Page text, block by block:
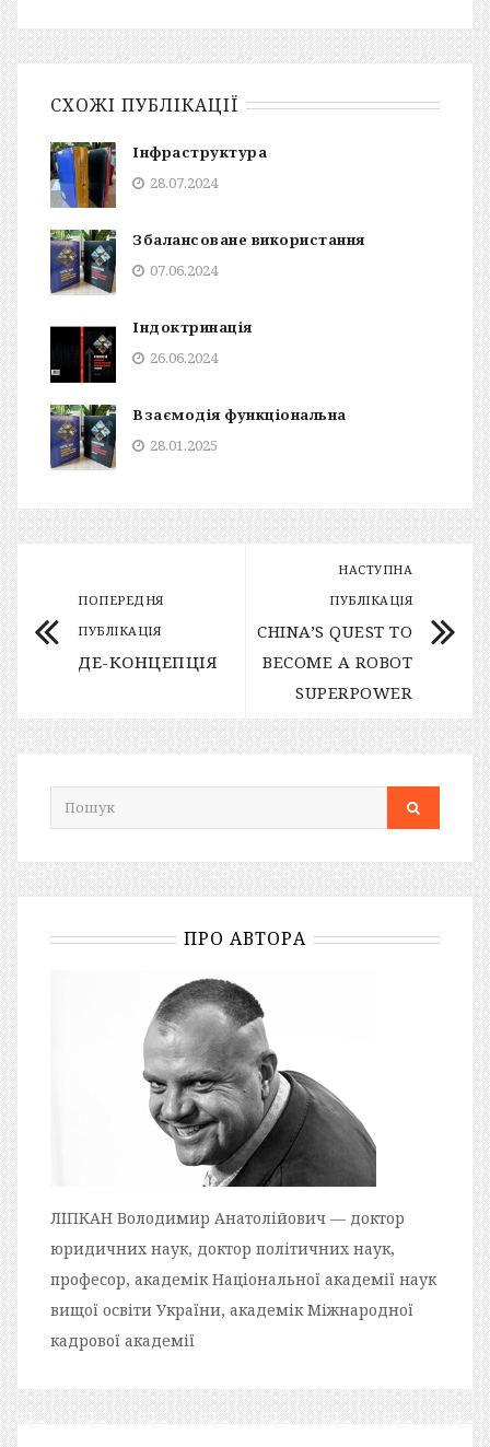
СХОЖІ ПУБЛІКАЦІЇ
Інфраструктура
28.07.2024
Збалансоване використання
07.06.2024
Індоктринація
26.06.2024
Взаємодія функціональна
28.01.2025
ПОПЕРЕДНЯ
ПУБЛІКАЦІЯ
ДЕ-КОНЦЕПЦІЯ
НАСТУПНА
ПУБЛІКАЦІЯ
CHINA’S QUEST TO
BECOME A ROBOT
SUPERPOWER
ПРО АВТОРА
ЛІПКАН Володимир Анатолійович — доктор
юридичних наук, доктор політичних наук,
професор, академік Національної академії наук
вищої освіти України, академік Міжнародної
кадрової академії